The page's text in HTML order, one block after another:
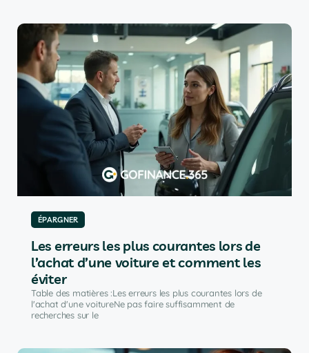
ÉPARGNER
Les erreurs les plus courantes lors de
l’achat d’une voiture et comment les
éviter
Table des matières :Les erreurs les plus courantes lors de
l'achat d'une voitureNe pas faire suffisamment de
recherches sur le